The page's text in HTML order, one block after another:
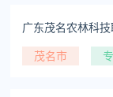
广东茂名农林科
茂名市